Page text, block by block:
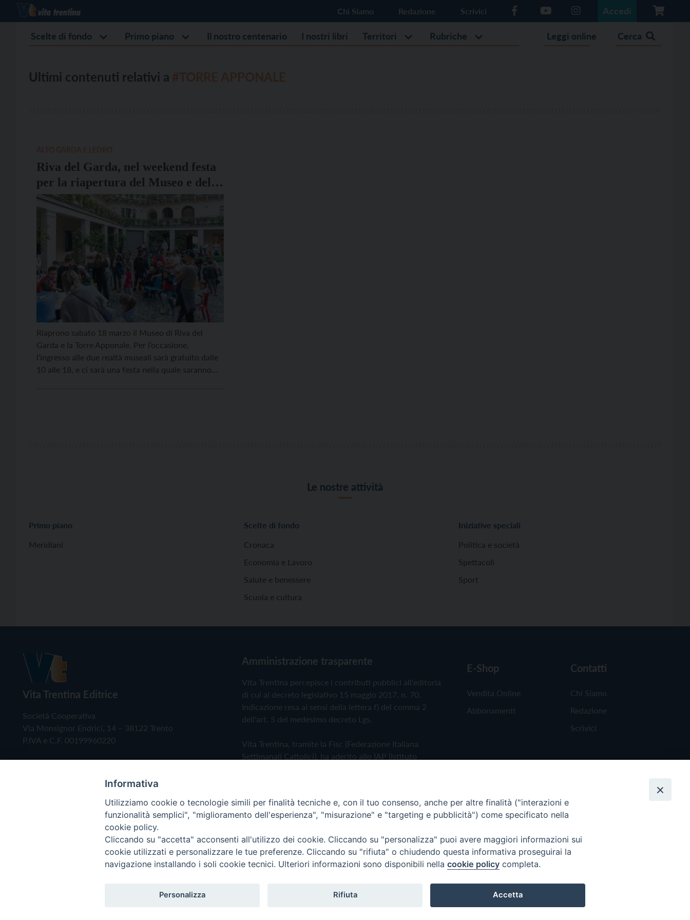
Chi Siamo Redazione Scrivici Accedi
Scelte di fondo Primo piano Il nostro centenario I nostri libri Territori Rubriche Leggi online Cerca
Ultimi contenuti relativi a
Riva del Garda, nel weekend festa
per la riapertura del Museo e della
Torre Apponale
Riaprono sabato 18 marzo il Museo di Riva del
Garda e la Torre Apponale. Per l’occasione,
l’ingresso alle due realtà museali sarà gratuito dalle
10 alle 18, e ci sarà una festa nella quale saranno
Le nostre attività
Primo piano
Meridiani
Scelte di fondo
Cronaca
Economia e Lavoro
Salute e benessere
Scuola e cultura
Iniziative speciali
Politica e società
Spettacoli
Sport
Vita Trentina Editrice
Società Cooperativa
Via Monsignor Endrici, 14 – 38122 Trento
P.IVA e C.F. 00199960220
Amministrazione trasparente
Vita Trentina percepisce i contributi pubblici all'editoria
di cui al decreto legislativo 15 maggio 2017, n. 70.
Indicazione resa ai sensi della lettera f) del comma 2
dell'art. 5 del medesimo decreto Lgs.
Vita Trentina, tramite la Fisc (Federazione Italiana
Settimanali Cattolici), ha aderito allo IAP (Istituto
Privacy Policy Cookie Policy
E-Shop
Vendita Online
Abbonamenti
Contatti
Chi Siamo
Redazione
Scrivici
Copyright © 2019 - Tutti i diritti riservati - Vita Trentina Editrice
Informativa
Utilizziamo cookie o tecnologie simili per finalità tecniche e, con il tuo consenso, anche per altre finalità ("interazioni e
funzionalità semplici", "miglioramento dell'esperienza", "misurazione" e "targeting e pubblicità") come specificato nella
cookie policy.
Cliccando su "accetta" acconsenti all'utilizzo dei cookie. Cliccando su "personalizza" puoi avere maggiori informazioni sui
cookie utilizzati e personalizzare le tue preferenze. Cliccando su "rifiuta" o chiudendo questa informativa proseguirai la
navigazione installando i soli cookie tecnici. Ulteriori informazioni sono disponibili nella cookie policy completa.
Personalizza Rifiuta Accetta